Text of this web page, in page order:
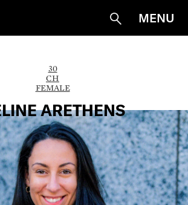
Suche
MENU
30
CH
FEMALE
ARETHENS